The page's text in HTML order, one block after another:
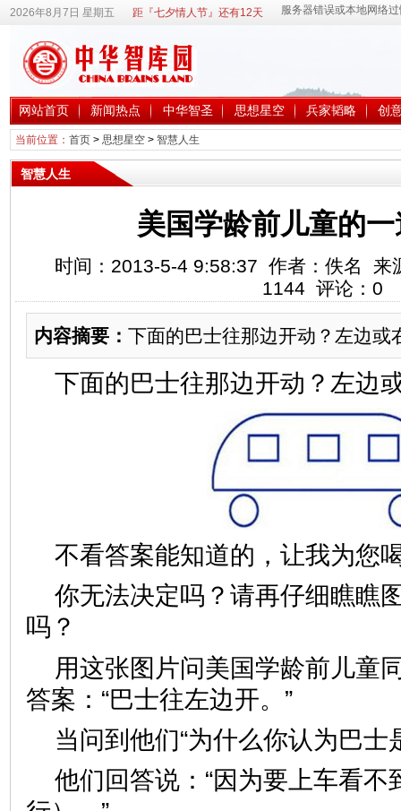
2026年8月7日 星期五 距『七夕情人节』还有12天
网站首页 新闻热点 中华智圣 思想星空 兵家韬略 创
当前位置： 首页> 思想星空> 智慧人生
智慧人生
美国学龄前儿童的
时间：2013-5-4 9:58:37 作者：佚名 来
1144 评论： 0
内容摘要： 下面的巴士往那边开动？左边或
下面的巴士往那边开动？左边
不看答案能知道的，让我为您
你无法决定吗？请再仔细瞧瞧
吗？
用这张图片问美国学龄前儿童
答案：“巴士往左边开。”
当问到他们“为什么你认为巴士
他们回答说：“因为要上车看不